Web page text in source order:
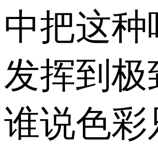
中把这种
发挥到极
谁说色彩